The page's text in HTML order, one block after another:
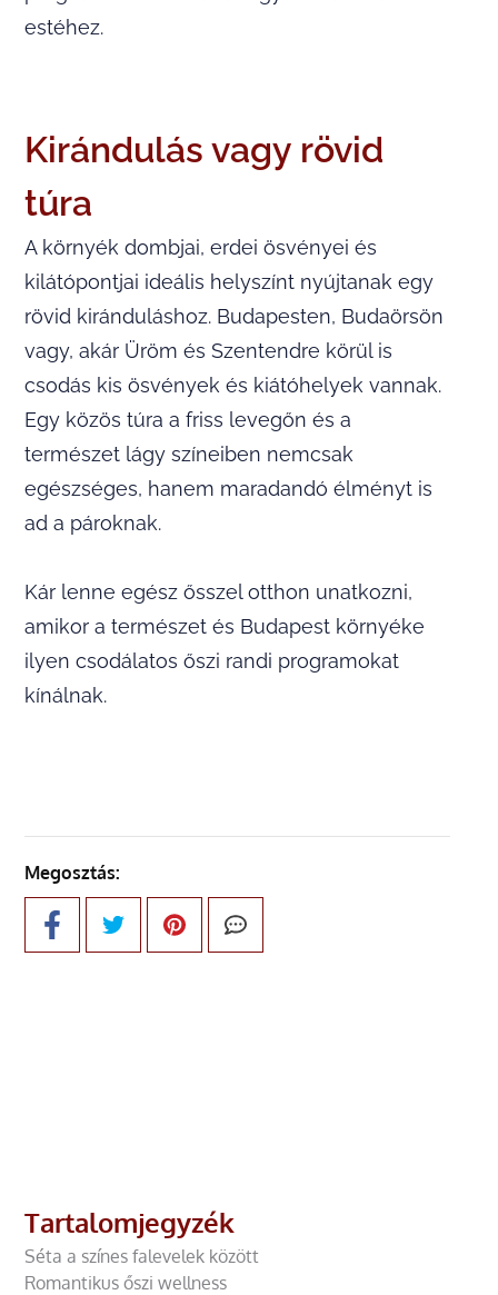
estéhez.
Kirándulás vagy rövid
túra
A környék dombjai, erdei ösvényei és
kilátópontjai ideális helyszínt nyújtanak egy
rövid kiránduláshoz. Budapesten, Budaörsön
vagy, akár Üröm és Szentendre körül is
csodás kis ösvények és kiátóhelyek vannak.
Egy közös túra a friss levegőn és a
természet lágy színeiben nemcsak
egészséges, hanem maradandó élményt is
ad a pároknak.
Kár lenne egész ősszel otthon unatkozni,
amikor a természet és Budapest környéke
ilyen csodálatos őszi randi programokat
kínálnak.
Megosztás:
Tartalomjegyzék
Séta a színes falevelek között
Romantikus őszi wellness